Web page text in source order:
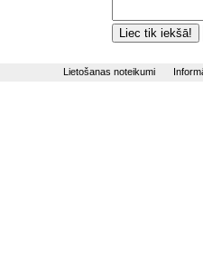
Lietošanas noteikumi